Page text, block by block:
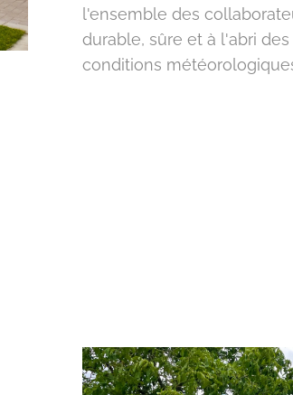
l'ensemble des
durable, sûre et à l'abri
conditions